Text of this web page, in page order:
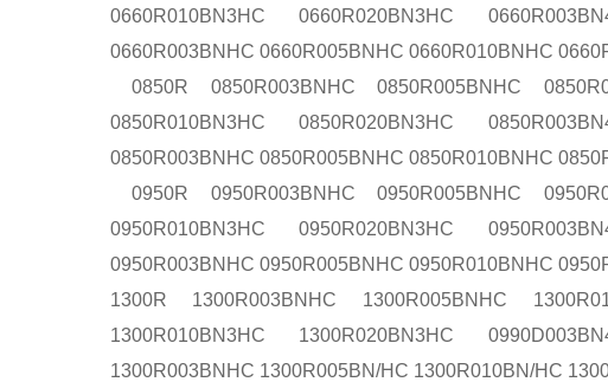
0660R010BN3HC 0660R020BN3HC
0660R003BNHC 0660R005BNHC 0660R010BNHC
0850R 0850R003BNHC 0850R005BNHC
0850R010BN3HC 0850R020BN3HC
0850R003BNHC 0850R005BNHC 0850R010BNHC
0950R 0950R003BNHC 0950R005BNHC
0950R010BN3HC 0950R020BN3HC
0950R003BNHC 0950R005BNHC 0950R010BNHC
1300R 1300R003BNHC 1300R005BNHC
1300R010BN3HC 1300R020BN3HC
1300R003BNHC 1300R005BN/HC 1300R010BN/HC